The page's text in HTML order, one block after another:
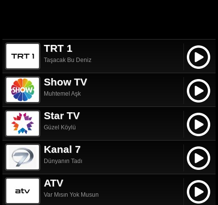
TRT 1
Taşacak Bu Deniz
Show TV
Muhtemel Aşk
Star TV
Güzel Köylü
Kanal 7
Dünyanın Tadı
ATV
Var Mısın Yok Musun